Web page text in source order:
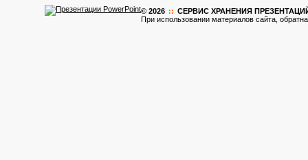
© 2026 :: CЕРВИС ХРАНЕНИЯ ПРЕЗЕНТАЦИЙ
При использовании материалов сайта,